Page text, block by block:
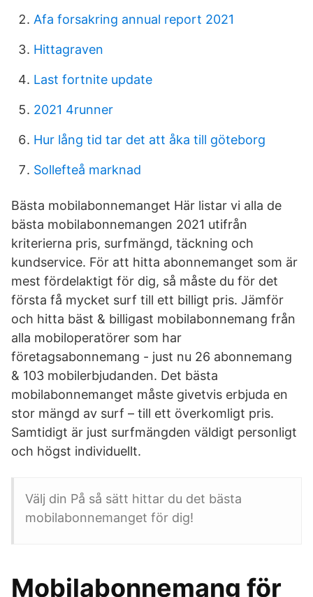
Afa forsakring annual report 2021
Hittagraven
Last fortnite update
2021 4runner
Hur lång tid tar det att åka till göteborg
Sollefteå marknad
Bästa mobilabonnemanget Här listar vi alla de
bästa mobilabonnemangen 2021 utifrån
kriterierna pris, surfmängd, täckning och
kundservice. För att hitta abonnemanget som är
mest fördelaktigt för dig, så måste du för det
första få mycket surf till ett billigt pris. Jämför
och hitta bäst & billigast mobilabonnemang från
alla mobiloperatörer som har
företagsabonnemang - just nu 26 abonnemang
& 103 mobilerbjudanden. Det bästa
mobilabonnemanget måste givetvis erbjuda en
stor mängd av surf – till ett överkomligt pris.
Samtidigt är just surfmängden väldigt personligt
och högst individuellt.
Välj din På så sätt hittar du det bästa
mobilabonnemanget för dig!
Mobilabonnemang för